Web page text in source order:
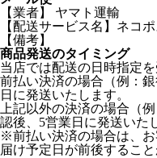
【業者】 ヤマト運輸
【配送サービス名】ネコポ
【備考】
商品発送のタイミング
当店では配送の日時指定
前払い決済の場合（例：
日に発送いたします。
上記以外の決済の場合
認後、5営業日に発送いた
※前払い決済の場合は、
届け予定日が前後すること